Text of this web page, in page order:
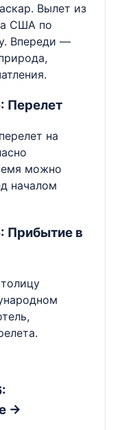
Вылет из
США по
Впереди —
Перелет
на
можно
началом
Прибытие в
→